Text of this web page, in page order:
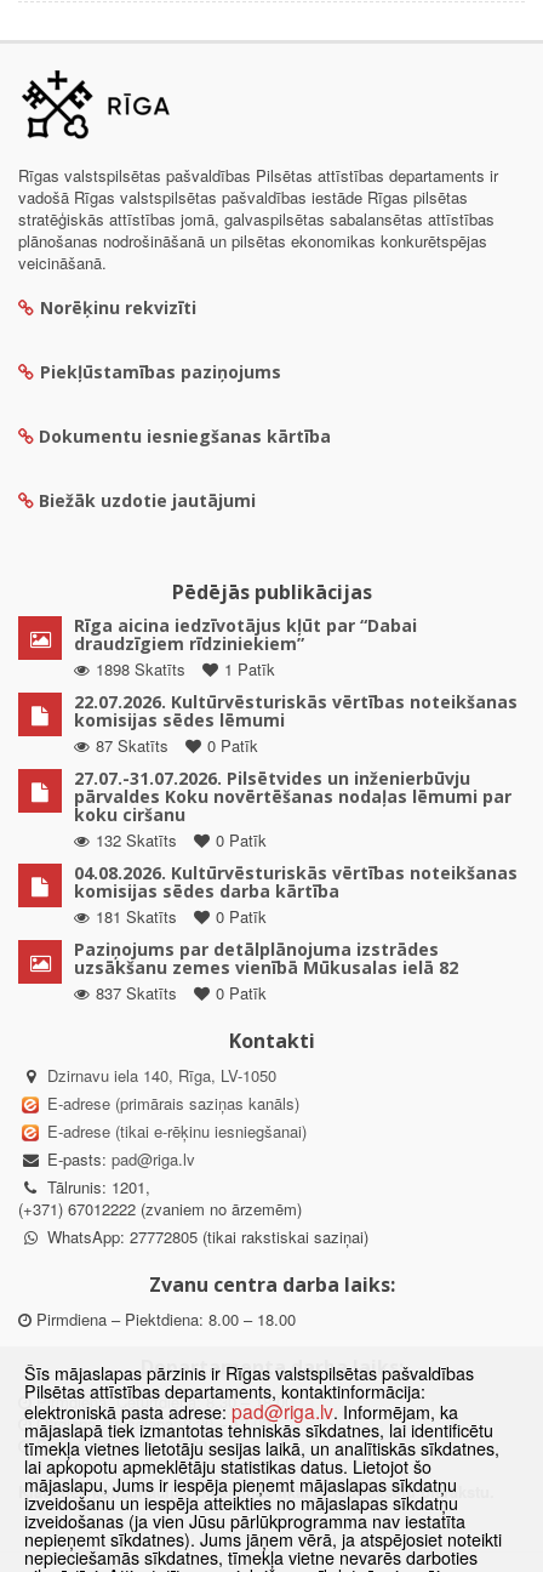
Rīgas valstspilsētas pašvaldības Pilsētas attīstības departaments ir
vadošā Rīgas valstspilsētas pašvaldības iestāde Rīgas pilsētas
stratēģiskās attīstības jomā, galvaspilsētas sabalansētas attīstības
plānošanas nodrošināšanā un pilsētas ekonomikas konkurētspējas
veicināšanā.
Norēķinu rekvizīti
Piekļūstamības paziņojums
Dokumentu iesniegšanas kārtība
Biežāk uzdotie jautājumi
Pēdējās publikācijas
Rīga aicina iedzīvotājus kļūt par “Dabai
draudzīgiem rīdziniekiem”
1898 Skatīts
1 Patīk
22.07.2026. Kultūrvēsturiskās vērtības noteikšanas
komisijas sēdes lēmumi
87 Skatīts
0 Patīk
27.07.-31.07.2026. Pilsētvides un inženierbūvju
pārvaldes Koku novērtēšanas nodaļas lēmumi par
koku ciršanu
132 Skatīts
0 Patīk
04.08.2026. Kultūrvēsturiskās vērtības noteikšanas
komisijas sēdes darba kārtība
181 Skatīts
0 Patīk
Paziņojums par detālplānojuma izstrādes
uzsākšanu zemes vienībā Mūkusalas ielā 82
837 Skatīts
0 Patīk
Kontakti
Dzirnavu iela 140, Rīga, LV-1050
E-adrese (primārais saziņas kanāls)
E-adrese (tikai e-rēķinu iesniegšanai)
E-pasts: pad@riga.lv
Tālrunis: 1201,
(+371) 67012222 (zvaniem no ārzemēm)
WhatsApp: 27772805 (tikai rakstiskai saziņai)
Zvanu centra darba laiks:
Pirmdiena – Piektdiena: 8.00 – 18.00
Departamenta darba laiks:
Pirmdiena, Ceturtdiena: 8.30 – 18.00
Otrdiena, Trešdiena: 8.30 – 17.00
Piektdiena: 8.30 – 15.00
Klātienes konsultācijas pieejamas tikai ar iepriekšēju pierakstu.
Šīs mājaslapas pārzinis ir Rīgas valstspilsētas pašvaldības
Pilsētas attīstības departaments, kontaktinformācija:
elektroniskā pasta adrese: pad@riga.lv. Informējam, ka
mājaslapā tiek izmantotas tehniskās sīkdatnes, lai identificētu
tīmekļa vietnes lietotāju sesijas laikā, un analītiskās sīkdatnes,
lai apkopotu apmeklētāju statistikas datus. Lietojot šo
mājaslapu, Jums ir iespēja pieņemt mājaslapas sīkdatņu
izveidošanu un iespēja atteikties no mājaslapas sīkdatņu
izveidošanas (ja vien Jūsu pārlūkprogramma nav iestatīta
nepieņemt sīkdatnes). Jums jāņem vērā, ja atspējosiet noteikti
nepieciešamās sīkdatnes, tīmekļa vietne nevarēs darboties